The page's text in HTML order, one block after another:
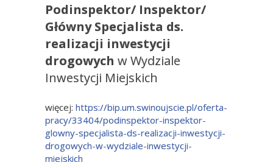
Podinspektor/ Inspektor/
Główny Specjalista ds.
realizacji inwestycji
drogowych w Wydziale
Inwestycji Miejskich
więcej: https://bip.um.swinoujscie.pl/oferta-
pracy/33404/podinspektor-inspektor-
glowny-specjalista-ds-realizacji-inwestycji-
drogowych-w-wydziale-inwestycji-
miejskich